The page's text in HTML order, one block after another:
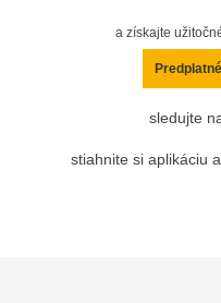
a získajte
sledujte
stiahnite si aplikáciu